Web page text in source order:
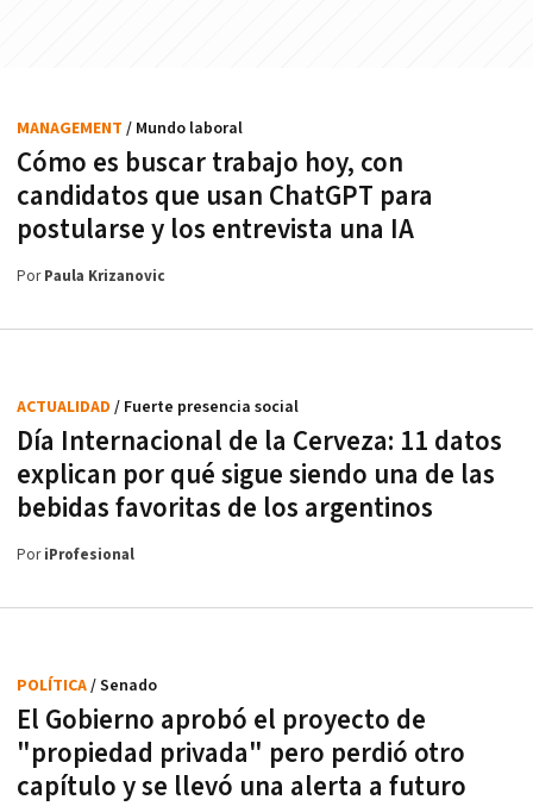
Cómo es buscar trabajo hoy, con
candidatos que usan ChatGPT para
postularse y los entrevista una IA
MANAGEMENT / Mundo laboral
PorPaula Krizanovic
Día Internacional de la Cerveza: 11 datos
explican por qué sigue siendo una de las
bebidas favoritas de los argentinos
ACTUALIDAD / Fuerte presencia social
PoriProfesional
El Gobierno aprobó el proyecto de
"propiedad privada" pero perdió otro
capítulo y se llevó una alerta a futuro
POLÍTICA/ Senado